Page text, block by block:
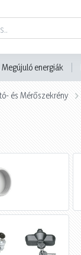
energiák
és Mérőszekrény